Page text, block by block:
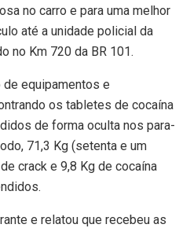
no carro e para uma melhor
até a unidade policial da
no Km 720 da BR 101.
equipamentos e
os tabletes de cocaína
de forma oculta nos para-
71,3 Kg (setenta e um
crack e 9,8 Kg de cocaína
e relatou que recebeu as